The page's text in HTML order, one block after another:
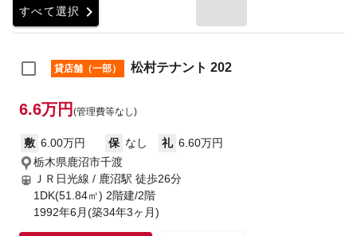
すべて選択 chevron_right
貸店舗（一部） 松村テナント 202
6.6万円 (管理費等なし)
敷 6.00万円 保 なし 礼 6.60万円
栃木県鹿沼市千渡
ＪＲ日光線 / 鹿沼駅 徒歩26分
1DK(51.84㎡) 2階建/2階
1992年6月(築34年3ヶ月)